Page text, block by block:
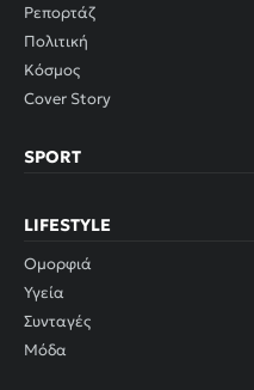
Ρεπορτάζ
Πολιτική
Κόσμος
Cover Story
SPORT
LIFESTYLE
Ομορφιά
Υγεία
Συνταγές
Μόδα